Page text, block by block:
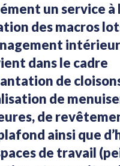
un service à
des macros
dans le cadre
de
de
de
ainsi que
de travail